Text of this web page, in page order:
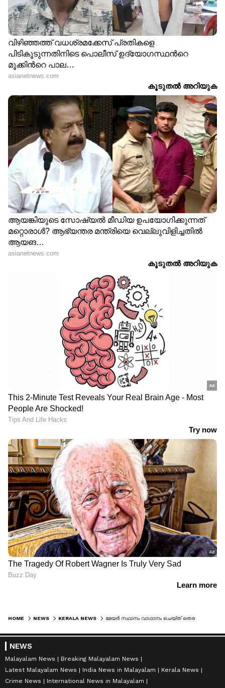
HOME NEWS KERALA NEWS മേയർ സ്ഥാനം വാഗ്ദാനം ചെയ്ത് തെരഞ്ഞെടുപ്പിന് ശേഷം ഒഴിവാക്കി; ആ‍ർ ശ്രീലേഖയുടെ പ്രസ്താവനയിൽ പ്രതികരിച്ച് വിവി രാജേഷ്
NEWS
Malayalam News
Breaking Malayalam News
Latest Malayalam News
India News in Malayalam
Kerala News
Crime News
International News in Malayalam